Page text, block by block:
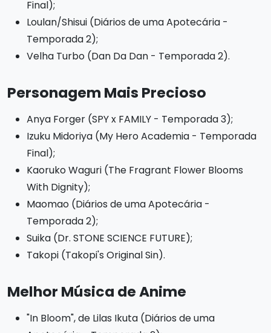
Final);
Loulan/Shisui (Diários de uma Apotecária -
Temporada 2);
Velha Turbo (Dan Da Dan - Temporada 2).
Personagem Mais Precioso
Anya Forger (SPY x FAMILY - Temporada 3);
Izuku Midoriya (My Hero Academia - Temporada
Final);
Kaoruko Waguri (The Fragrant Flower Blooms
With Dignity);
Maomao (Diários de uma Apotecária -
Temporada 2);
Suika (Dr. STONE SCIENCE FUTURE);
Takopi (Takopi's Original Sin).
Melhor Música de Anime
"In Bloom", de Lilas Ikuta (Diários de uma